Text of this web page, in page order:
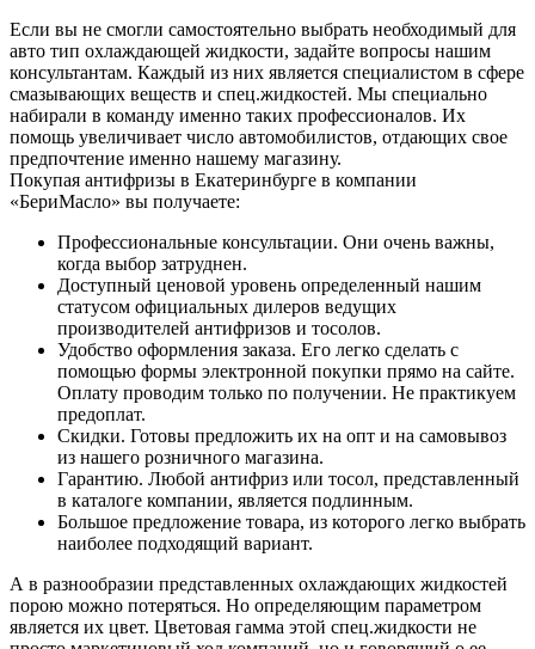
Если вы не смогли самостоятельно выбрать необходимый для
авто тип охлаждающей жидкости, задайте вопросы нашим
консультантам. Каждый из них является специалистом в сфере
смазывающих веществ и спец.жидкостей. Мы специально
набирали в команду именно таких профессионалов. Их
помощь увеличивает число автомобилистов, отдающих свое
предпочтение именно нашему магазину.
Покупая антифризы в Екатеринбурге в компании
«БериМасло» вы получаете:
Профессиональные консультации. Они очень важны,
когда выбор затруднен.
Доступный ценовой уровень определенный нашим
статусом официальных дилеров ведущих
производителей антифризов и тосолов.
Удобство оформления заказа. Его легко сделать с
помощью формы электронной покупки прямо на сайте.
Оплату проводим только по получении. Не практикуем
предоплат.
Скидки. Готовы предложить их на опт и на самовывоз
из нашего розничного магазина.
Гарантию. Любой антифриз или тосол, представленный
в каталоге компании, является подлинным.
Большое предложение товара, из которого легко выбрать
наиболее подходящий вариант.
А в разнообразии представленных охлаждающих жидкостей
порою можно потеряться. Но определяющим параметром
является их цвет. Цветовая гамма этой спец.жидкости не